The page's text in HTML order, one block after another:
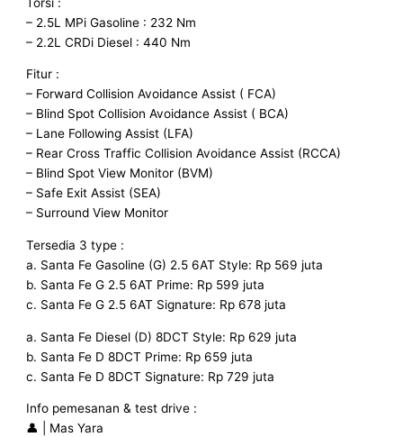
– 2.5L MPi Gasoline : 232 Nm
– 2.2L CRDi Diesel : 440 Nm
Fitur :
– Forward Collision Avoidance Assist ( FCA)
– Blind Spot Collision Avoidance Assist ( BCA)
– Lane Following Assist (LFA)
– Rear Cross Traffic Collision Avoidance Assist (RCCA)
– Blind Spot View Monitor (BVM)
– Safe Exit Assist (SEA)
– Surround View Monitor
Tersedia 3 type :
a. Santa Fe Gasoline (G) 2.5 6AT Style: Rp 569 juta
b. Santa Fe G 2.5 6AT Prime: Rp 599 juta
c. Santa Fe G 2.5 6AT Signature: Rp 678 juta
a. Santa Fe Diesel (D) 8DCT Style: Rp 629 juta
b. Santa Fe D 8DCT Prime: Rp 659 juta
c. Santa Fe D 8DCT Signature: Rp 729 juta
Info pemesanan & test drive :
👤 | Mas Yara